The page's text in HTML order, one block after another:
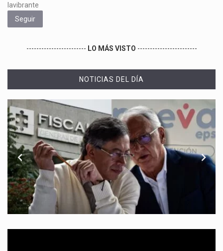
lavibrante
Seguir
------------------------ LO MÁS VISTO ------------------------
NOTICIAS DEL DÍA